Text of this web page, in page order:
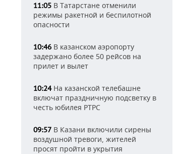
11:05 В Татарстане отменили
режимы ракетной и беспилотной
опасности
10:46 В казанском аэропорту
задержано более 50 рейсов на
прилет и вылет
10:24На казанской телебашне
включат праздничную подсветку в
честь юбилея РТРС
09:57 В Казани включили сирены
воздушной тревоги, жителей
просят пройти в укрытия